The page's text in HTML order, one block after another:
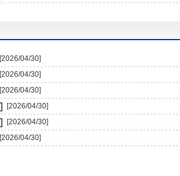
[2026/04/30]
[2026/04/30]
[2026/04/30]
[2026/04/30]
[2026/04/30]
[2026/04/30]